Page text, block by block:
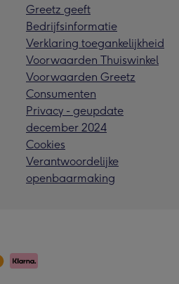
Greetz geeft
Bedrijfsinformatie
Verklaring toegankelijkheid
Voorwaarden Thuiswinkel
Voorwaarden Greetz
Consumenten
Privacy - geupdate
december 2024
Cookies
Verantwoordelijke
openbaarmaking